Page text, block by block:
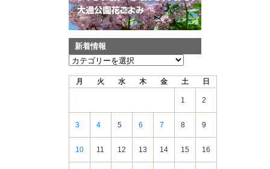
新着情報
新
月 火 水 木 金 土 日
1 2
3 4 5 6 7 8 9
10 11 12 13 14 15 16